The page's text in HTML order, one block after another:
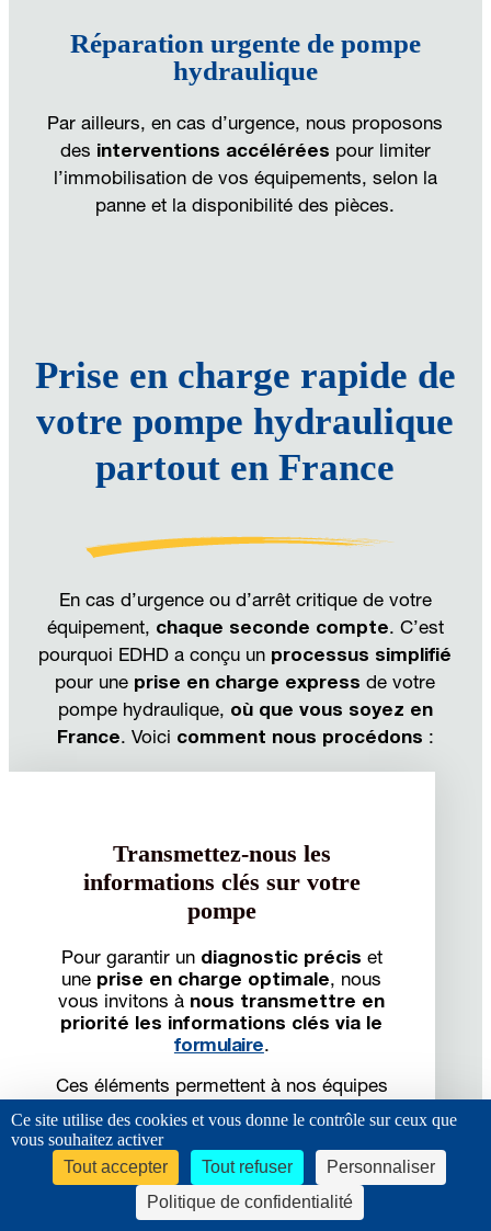
Réparation urgente de pompe
hydraulique
Par ailleurs, en cas d’urgence, nous proposons
des interventions accélérées pour limiter
l’immobilisation de vos équipements, selon la
panne et la disponibilité des pièces.
Prise en charge rapide de
votre pompe hydraulique
partout en France
En cas d’urgence ou d’arrêt critique de votre
équipement, chaque seconde compte. C’est
pourquoi EDHD a conçu un processus simplifié
pour une prise en charge express de votre
pompe hydraulique, où que vous soyez en
France. Voici comment nous procédons :
Transmettez-nous les
informations clés sur votre
pompe
Pour garantir un diagnostic précis et
une prise en charge optimale, nous
vous invitons à nous transmettre en
priorité les informations clés via le
formulaire.
Ces éléments permettent à nos équipes
de préparer l’analyse de votre pompe
hydraulique avant toute intervention,
notamment :
✔ la référence de la pompe (marque,
modèle, numéro de série),
Ce site utilise des cookies et vous donne le contrôle sur ceux que
vous souhaitez activer
Tout accepter
Tout refuser
Personnaliser
Politique de confidentialité